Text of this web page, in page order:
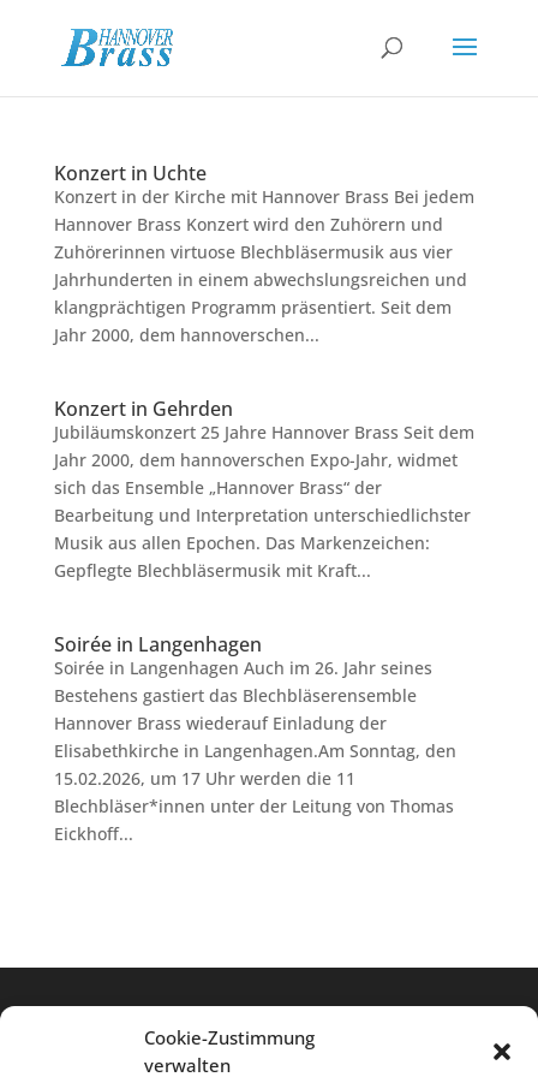
Cookie-Zustimmung
verwalten
Konzert in Uchte
Konzert in der Kirche mit Hannover Brass Bei jedem
Hannover Brass Konzert wird den Zuhörern und
Zuhörerinnen virtuose Blechbläsermusik aus vier
Jahrhunderten in einem abwechslungsreichen und
klangprächtigen Programm präsentiert. Seit dem
Jahr 2000, dem hannoverschen...
Konzert in Gehrden
Jubiläumskonzert 25 Jahre Hannover Brass Seit dem
Jahr 2000, dem hannoverschen Expo-Jahr, widmet
sich das Ensemble „Hannover Brass“ der
Bearbeitung und Interpretation unterschiedlichster
Musik aus allen Epochen. Das Markenzeichen:
Gepflegte Blechbläsermusik mit Kraft...
Soirée in Langenhagen
Soirée in Langenhagen Auch im 26. Jahr seines
Bestehens gastiert das Blechbläserensemble
Hannover Brass wiederauf Einladung der
Elisabethkirche in Langenhagen.Am Sonntag, den
15.02.2026, um 17 Uhr werden die 11
Blechbläser*innen unter der Leitung von Thomas
Eickhoff...